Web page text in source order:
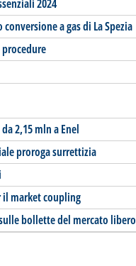
2024
a gas di La Spezia
2,15 mln a Enel
proroga surrettizia
il market coupling
bollette del mercato libero